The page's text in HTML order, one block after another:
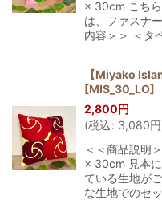
× 30cm こち
は、ファスナ
内容＞＞ ＜タ
【Miyako
[MIS_30_LO]
2,800円
(税込: 3,080円
＜＜商品説明
× 30cm 見本
ている生地が
な生地でのセ